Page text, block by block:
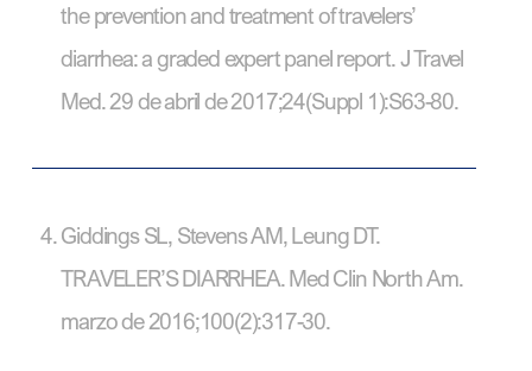
the prevention and treatment of travelers’
diarrhea: a graded expert panel report. J Travel
Med. 29 de abril de 2017;24(Suppl 1):S63-80.
Giddings SL, Stevens AM, Leung DT.
TRAVELER’S DIARRHEA. Med Clin North Am.
marzo de 2016;100(2):317-30.